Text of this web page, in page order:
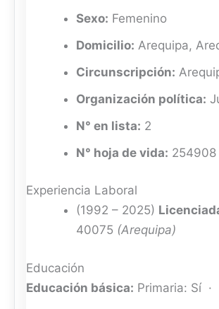
Sexo: Femenino
Domicilio: Arequipa,
Circunscripción:
Organización política:
N° en lista: 2
N° hoja de vida: 254908
Experiencia Laboral
(1992 – 2025)
40075 (Arequipa)
Educación
Educación básica: Primaria: Sí ·